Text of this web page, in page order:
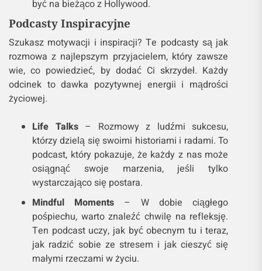
być na bieżąco z Hollywood.
Podcasty Inspiracyjne
Szukasz motywacji i inspiracji? Te podcasty są jak
rozmowa z najlepszym przyjacielem, który zawsze
wie, co powiedzieć, by dodać Ci skrzydeł. Każdy
odcinek to dawka pozytywnej energii i mądrości
życiowej.
Life Talks– Rozmowy z ludźmi sukcesu,
którzy dzielą się swoimi historiami i radami. To
podcast, który pokazuje, że każdy z nas może
osiągnąć swoje marzenia, jeśli tylko
wystarczająco się postara.
Mindful Moments – W dobie ciągłego
pośpiechu, warto znaleźć chwilę na refleksję.
Ten podcast uczy, jak być obecnym tu i teraz,
jak radzić sobie ze stresem i jak cieszyć się
małymi rzeczami w życiu.